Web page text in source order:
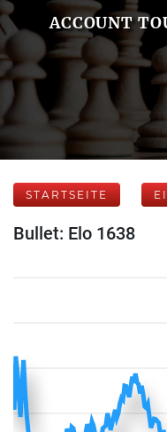
ACCOUNT
STARTSEITE
Bullet: Elo 1638